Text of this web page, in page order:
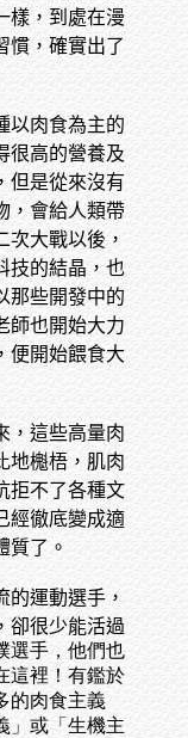
樣，到處在漫
慣，確實出了
以肉食為主的
很高的營養及
但是從來沒有
，會給人類帶
次大戰以後，
技的結晶，也
那些開發中的
師也開始大力
便開始餵食大
，這些高量肉
地櫆梧，肌肉
拒不了各種文
經徹底變成適
質了。
的運動選手，
卻很少能活過
選手，他們也
這裡！有鑑於
的肉食主義
」或「生機主